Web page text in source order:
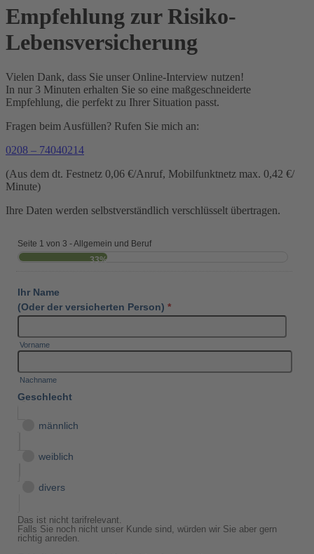
Empfehlung zur Risiko-
Lebensversicherung
Vielen Dank, dass Sie unser Online-Interview nutzen!
In nur 3 Minuten erhalten Sie so eine maßgeschneiderte
Empfehlung, die perfekt zu Ihrer Situation passt.
Fragen beim Ausfüllen? Rufen Sie mich an:
0208 – 74040214
(Aus dem dt. Fest­netz 0,06 €/​Anruf, Mobil­funkt­netz max. 0,42 €/​
Minute)
Ihre Daten werden selbstverständlich verschlüsselt übertragen.